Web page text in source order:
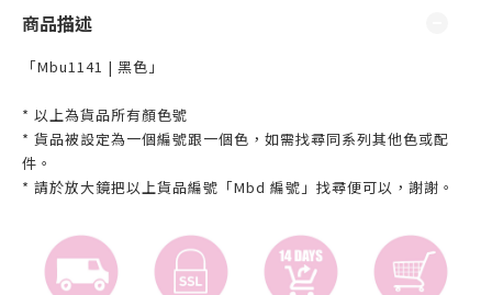
商品描述
「Mbu1141 | 黑色」
* 以上為貨品所有顏色號
* 貨品被設定為一個編號跟一個色，如需找尋同系列其他色或配
件。
* 請於放大鏡把以上貨品編號「Mbd 編號」找尋便可以，謝謝。